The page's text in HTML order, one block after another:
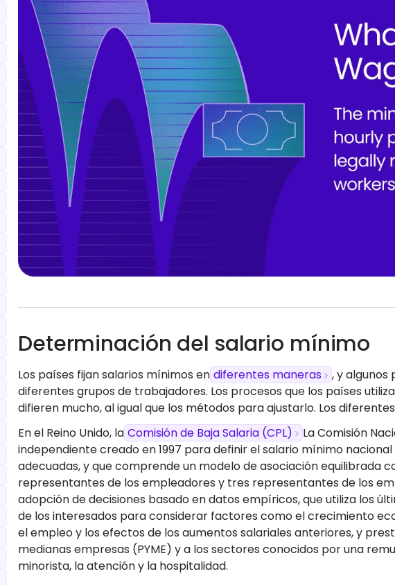
Determinación del salario mínimo
Los países fijan salarios mínimos en diferentes maneras
, y
diferentes grupos de trabajadores. Los procesos que los países
difieren mucho, al igual que los métodos para ajustarlo. Los
En el Reino Unido, la Comisión de Baja Salaria (CPL)
La Comisión
independiente creado en 1997 para definir el salario mínimo
adecuadas, y que comprende un modelo de asociación equilibrada
representantes de los empleadores y tres representantes de los
adopción de decisiones basado en datos empíricos, que utiliza los
de los interesados para considerar factores como el crecimiento
el empleo y los efectos de los aumentos salariales anteriores, y
medianas empresas (PYME) y a los sectores conocidos por una
minorista, la atención y la hospitalidad.